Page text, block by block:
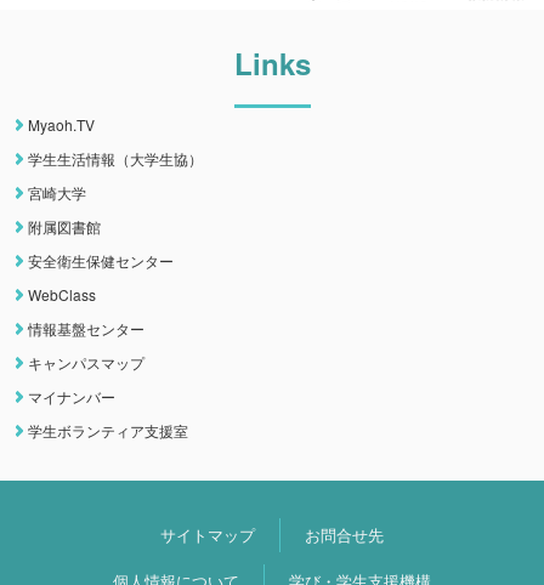
Links
Myaoh.TV
学生生活情報（大学生協）
宮崎大学
附属図書館
安全衛生保健センター
WebClass
情報基盤センター
キャンパスマップ
マイナンバー
学生ボランティア支援室
サイトマップ
お問合せ先